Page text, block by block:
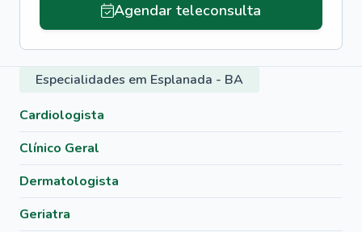
Agendar teleconsulta
Especialidades em Esplanada - BA
Cardiologista
Clínico Geral
Dermatologista
Geriatra